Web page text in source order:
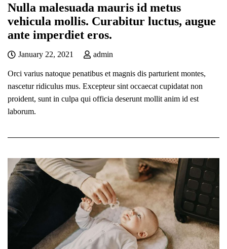
Nulla malesuada mauris id metus
vehicula mollis. Curabitur luctus, augue
ante imperdiet eros.
January 22, 2021 admin
Orci varius natoque penatibus et magnis dis parturient montes,
nascetur ridiculus mus. Excepteur sint occaecat cupidatat non
proident, sunt in culpa qui officia deserunt mollit anim id est
laborum.